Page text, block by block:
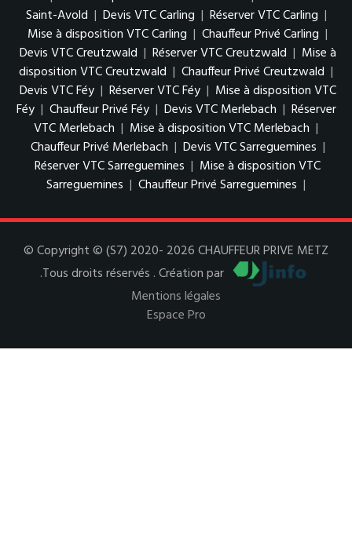
Saint-Avold | Devis VTC Carling | Réserver VTC Carling |
Mise à disposition VTC Carling | Chauffeur Privé Carling |
Devis VTC Creutzwald | Réserver VTC Creutzwald | Mise à
disposition VTC Creutzwald | Chauffeur Privé Creutzwald |
Devis VTC Féy | Réserver VTC Féy | Mise à disposition VTC
Féy | Chauffeur Privé Féy | Devis VTC Merlebach | Réserver
VTC Merlebach | Mise à disposition VTC Merlebach |
Chauffeur Privé Merlebach | Devis VTC Sarreguemines |
Réserver VTC Sarreguemines | Mise à disposition VTC
Sarreguemines | Chauffeur Privé Sarreguemines |
© Copyright © (S7) 2020- 2026 CHAUFFEUR PRIVE METZ
.Tous droits réservés . Création par
Mentions légales
Espace Pro